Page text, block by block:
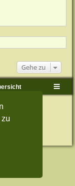
Gehe zu